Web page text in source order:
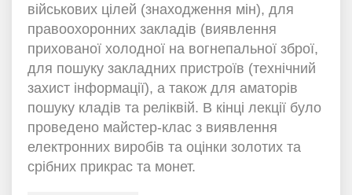
військових цілей (знаходження мін), для
правоохоронних закладів (виявлення
прихованої холодної на вогнепальної зброї,
для пошуку закладних пристроїв (технічний
захист інформації), а також для аматорів
пошуку кладів та реліквій. В кінці лекції було
проведено майстер-клас з виявлення
електронних виробів та оцінки золотих та
срібних прикрас та монет.